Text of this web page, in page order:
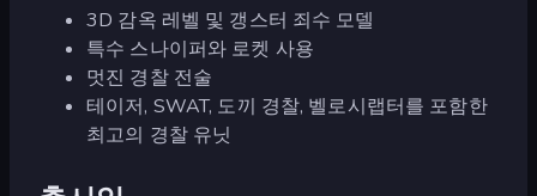
3D 감옥 레벨 및 갱스터 죄수 모델
특수 스나이퍼와 로켓 사용
멋진 경찰 전술
테이저, SWAT, 도끼 경찰, 벨로시랩터를 포함한
최고의 경찰 유닛